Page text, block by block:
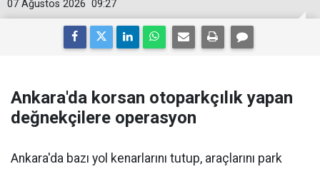
09:27
07 Ağustos 2026
Ankara'da korsan otoparkçılık yapan
değnekçilere operasyon
Ankara'da bazı yol kenarlarını tutup, araçlarını park